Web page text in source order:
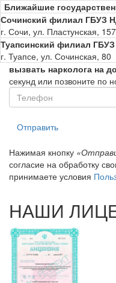
Ближайшие
Сочинский филиал ГБУЗ
г. Сочи, ул. Пластунская, 157
Туапсинский филиал
г. Туапсе, ул. Сочинская, 80
вызвать нарколога на
секунд или позвоните по
Отправить
Нажимая кнопку
согласие на обработку
принимаете условия
НАШИ